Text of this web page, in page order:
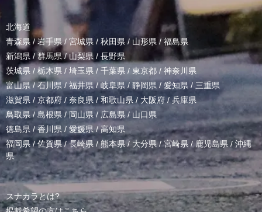
北海道
青森県 / 岩手県/ 宮城県 / 秋田県 / 山形県/ 福島県
新潟県 /群馬県/山梨県 / 長野県
茨城県 / 栃木県 / 埼玉県 / 千葉県 / 東京都 / 神奈川県
富山県 /石川県/福井県/岐阜県 / 静岡県 / 愛知県 / 三重県
滋賀県 / 京都府 / 奈良県 / 和歌山県/ 大阪府 /兵庫県
鳥取県/ 島根県 /岡山県/ 広島県 / 山口県
徳島県 /香川県 / 愛媛県/高知県
福岡県/佐賀県/長崎県 /熊本県/ 大分県/宮崎県 /鹿児島県 / 沖縄
県
スナカラとは?